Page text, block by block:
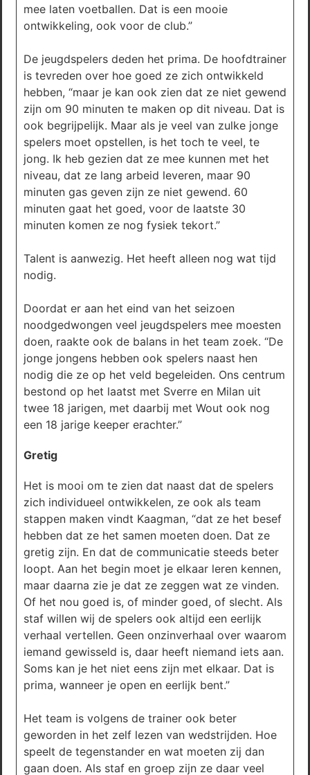
mee laten voetballen. Dat is een mooie
ontwikkeling, ook voor de club.”
De jeugdspelers deden het prima. De hoofdtrainer
is tevreden over hoe goed ze zich ontwikkeld
hebben, “maar je kan ook zien dat ze niet gewend
zijn om 90 minuten te maken op dit niveau. Dat is
ook begrijpelijk. Maar als je veel van zulke jonge
spelers moet opstellen, is het toch te veel, te
jong. Ik heb gezien dat ze mee kunnen met het
niveau, dat ze lang arbeid leveren, maar 90
minuten gas geven zijn ze niet gewend. 60
minuten gaat het goed, voor de laatste 30
minuten komen ze nog fysiek tekort.”
Talent is aanwezig. Het heeft alleen nog wat tijd
nodig.
Doordat er aan het eind van het seizoen
noodgedwongen veel jeugdspelers mee moesten
doen, raakte ook de balans in het team zoek. “De
jonge jongens hebben ook spelers naast hen
nodig die ze op het veld begeleiden. Ons centrum
bestond op het laatst met Sverre en Milan uit
twee 18 jarigen, met daarbij met Wout ook nog
een 18 jarige keeper erachter.”
Gretig
Het is mooi om te zien dat naast dat de spelers
zich individueel ontwikkelen, ze ook als team
stappen maken vindt Kaagman, “dat ze het besef
hebben dat ze het samen moeten doen. Dat ze
gretig zijn. En dat de communicatie steeds beter
loopt. Aan het begin moet je elkaar leren kennen,
maar daarna zie je dat ze zeggen wat ze vinden.
Of het nou goed is, of minder goed, of slecht. Als
staf willen wij de spelers ook altijd een eerlijk
verhaal vertellen. Geen onzinverhaal over waarom
iemand gewisseld is, daar heeft niemand iets aan.
Soms kan je het niet eens zijn met elkaar. Dat is
prima, wanneer je open en eerlijk bent.”
Het team is volgens de trainer ook beter
geworden in het zelf lezen van wedstrijden. Hoe
speelt de tegenstander en wat moeten zij dan
gaan doen. Als staf en groep zijn ze daar veel